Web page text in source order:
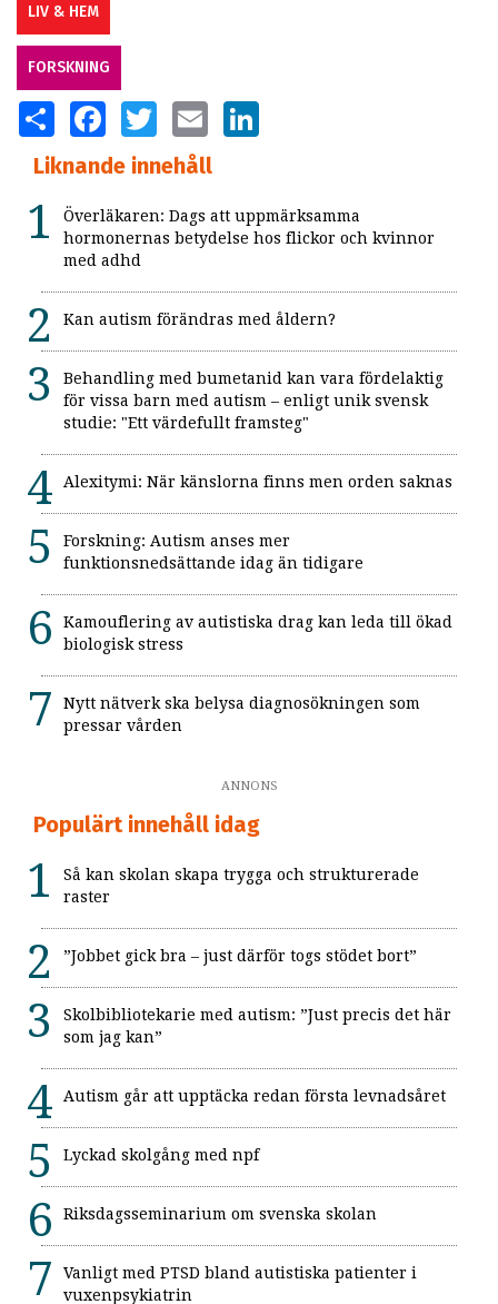
LIV & HEM
FORSKNING
SHARE FACEBOOKTWITTER EMAIL
Liknande innehåll
Överläkaren: Dags att uppmärksamma
hormonernas betydelse hos flickor och kvinnor
med adhd
Kan autism förändras med åldern?
Behandling med bumetanid kan vara fördelaktig
för vissa barn med autism – enligt unik svensk
studie: "Ett värdefullt framsteg"
Alexitymi: När känslorna finns men orden saknas
Forskning: Autism anses mer
funktionsnedsättande idag än tidigare
Kamouflering av autistiska drag kan leda till ökad
biologisk stress
Nytt nätverk ska belysa diagnosökningen som
pressar vården
ANNONS
Populärt innehåll idag
Så kan skolan skapa trygga och strukturerade
raster
”Jobbet gick bra – just därför togs stödet bort”
Skolbibliotekarie med autism: ”Just precis det här
som jag kan”
Autism går att upptäcka redan första levnadsåret
Lyckad skolgång med npf
Riksdagsseminarium om svenska skolan
Vanligt med PTSD bland autistiska patienter i
vuxenpsykiatrin